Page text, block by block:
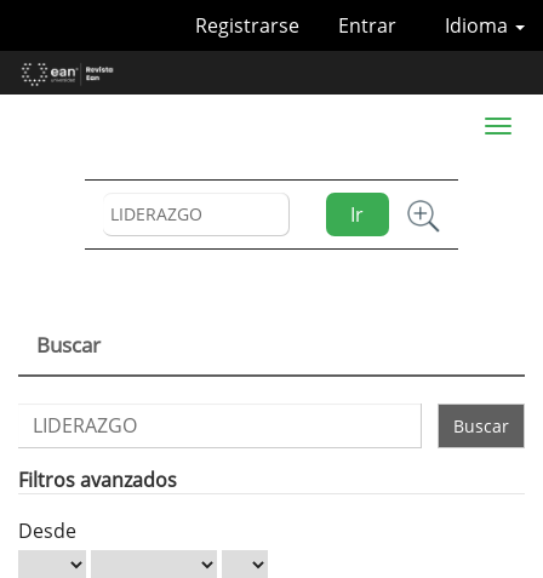
Contenido
principal
Idioma
Registrarse Entrar
Ir
Toggle
Buscar
Buscar
artículos
por
Filtros avanzados
Desde